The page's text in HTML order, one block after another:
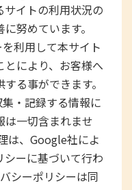
イトの利用状況の
努めています。
利用して本サイト
により、お客様へ
る事ができます。
・記録する情報に
は一切含まれませ
は、Google社によ
シーに基づいて行わ
シーポリシーは同